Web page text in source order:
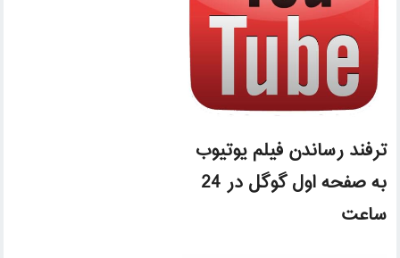
ترفند رساندن فیلم یوتیوب
به صفحه اول گوگل در 24
ساعت